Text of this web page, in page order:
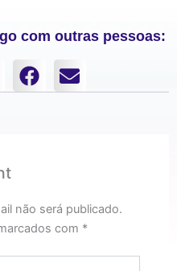
com outras pessoas:
não será publicado.
com *